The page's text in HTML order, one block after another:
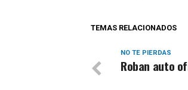
TEMAS RELACIONADOS
NO TE PIERDAS
Roban auto